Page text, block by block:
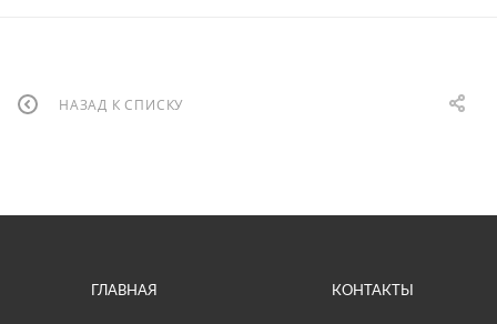
НАЗАД К СПИСКУ
ГЛАВНАЯ КОНТАКТЫ